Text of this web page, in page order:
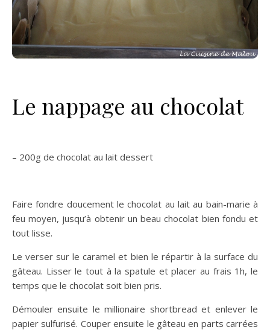
Le nappage au chocolat
– 200g de chocolat au lait dessert
Faire fondre doucement le chocolat au lait au bain-marie à
feu moyen, jusqu’à obtenir un beau chocolat bien fondu et
tout lisse.
Le verser sur le caramel et bien le répartir à la surface du
gâteau. Lisser le tout à la spatule et placer au frais 1h, le
temps que le chocolat soit bien pris.
Démouler ensuite le millionaire shortbread et enlever le
papier sulfurisé. Couper ensuite le gâteau en parts carrées